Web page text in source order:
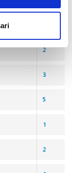
2
3
5
1
2